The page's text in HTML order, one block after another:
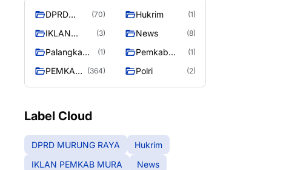
DPRD
RAYA
(70) Hukrim (1)
IKLAN
MURA
(3) News (8)
Palangka
(1)
Pemkab
(1)
PEMKAB
(364) Polri (2)
Label Cloud
DPRD MURUNG RAYA
Hukrim
IKLAN PEMKAB MURA
News